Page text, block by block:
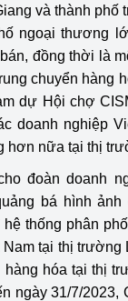
và thành phố
ngoại thương
đồng thời là
chuyển hàng
dự Hội chợ
doanh nghiệp
hơn nữa tại thị
đoàn doanh
bá hình
thống phân
Nam tại thị
hóa tại thị
ngày 31/7/